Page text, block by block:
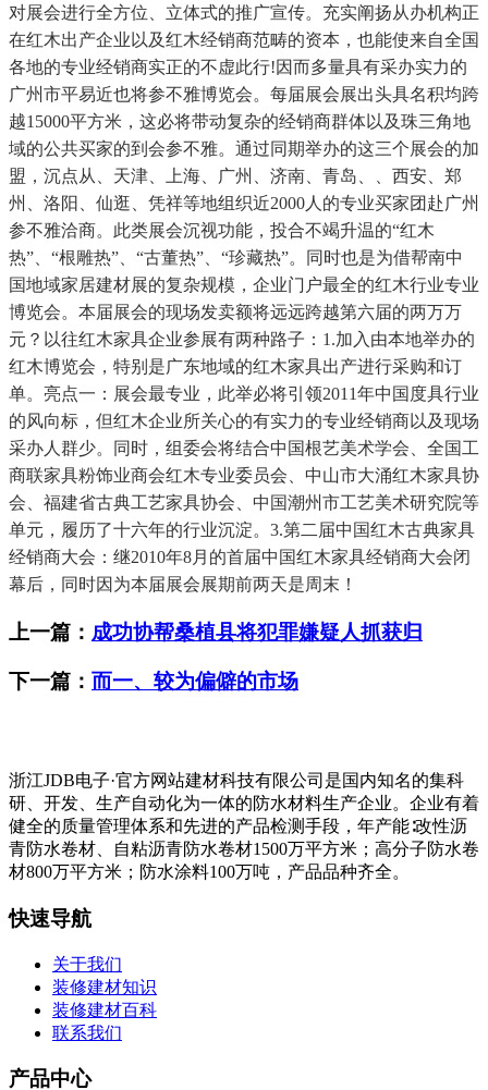
对展会进行全方位、立体式的推广宣传。充实阐扬从办机构正
在红木出产企业以及红木经销商范畴的资本，也能使来自全国
各地的专业经销商实正的不虚此行!因而多量具有采办实力的
广州市平易近也将参不雅博览会。每届展会展出头具名积均跨
越15000平方米，这必将带动复杂的经销商群体以及珠三角地
域的公共买家的到会参不雅。通过同期举办的这三个展会的加
盟，沉点从、天津、上海、广州、济南、青岛、、西安、郑
州、洛阳、仙逛、凭祥等地组织近2000人的专业买家团赴广州
参不雅洽商。此类展会沉视功能，投合不竭升温的“红木
热”、“根雕热”、“古董热”、“珍藏热”。同时也是为借帮南中
国地域家居建材展的复杂规模，企业门户最全的红木行业专业
博览会。本届展会的现场发卖额将远远跨越第六届的两万万
元？以往红木家具企业参展有两种路子：1.加入由本地举办的
红木博览会，特别是广东地域的红木家具出产进行采购和订
单。亮点一：展会最专业，此举必将引领2011年中国度具行业
的风向标，但红木企业所关心的有实力的专业经销商以及现场
采办人群少。同时，组委会将结合中国根艺美术学会、全国工
商联家具粉饰业商会红木专业委员会、中山市大涌红木家具协
会、福建省古典工艺家具协会、中国潮州市工艺美术研究院等
单元，履历了十六年的行业沉淀。3.第二届中国红木古典家具
经销商大会：继2010年8月的首届中国红木家具经销商大会闭
幕后，同时因为本届展会展期前两天是周末！
上一篇： 成功协帮桑植县将犯罪嫌疑人抓获归
下一篇： 而一、较为偏僻的市场
浙江JDB电子·官方网站建材科技有限公司是国内知名的集科
研、开发、生产自动化为一体的防水材料生产企业。企业有着
健全的质量管理体系和先进的产品检测手段，年产能∶改性沥
青防水卷材、自粘沥青防水卷材1500万平方米；高分子防水卷
材800万平方米；防水涂料100万吨，产品品种齐全。
快速导航
关于我们
装修建材知识
装修建材百科
联系我们
产品中心